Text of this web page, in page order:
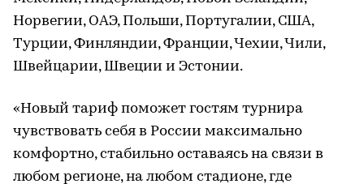
Норвегии, ОАЭ, Польши, Португалии, США,
Турции, Финляндии, Франции, Чехии, Чили,
Швейцарии, Швеции и Эстонии.
«Новый тариф поможет гостям турнира
чувствовать себя в России максимально
комфортно, стабильно оставаясь на связи в
любом регионе, на любом стадионе, где